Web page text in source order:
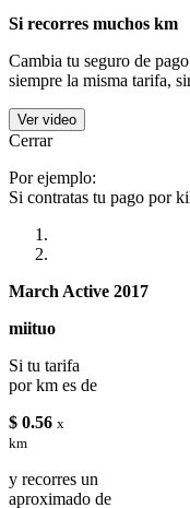
Si recorres muchos km
Cambia tu seguro de
siempre la misma tarifa,
Ver video
Cerrar
Por ejemplo:
Si contratas tu pago por
March Active 2017
miituo
Si tu tarifa
por km es de
$ 0.56 x
km
y recorres un
aproximado de